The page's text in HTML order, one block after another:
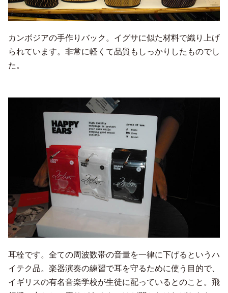
カンボジアの手作りバック。イグサに似た材料で織り上げ
られています。非常に軽くて品質もしっかりしたものでし
た。
耳栓です。全ての周波数帯の音量を一律に下げるというハ
イテク品。楽器演奏の練習で耳を守るために使う目的で、
イギリスの有名音楽学校が生徒に配っているとのこと。飛